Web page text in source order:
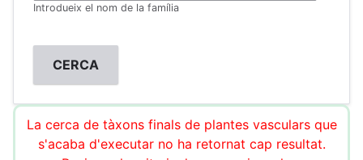
Introdueix el nom de la família
La cerca de tàxons finals de plantes vasculars que
s'acaba d'executar no ha retornat cap resultat.